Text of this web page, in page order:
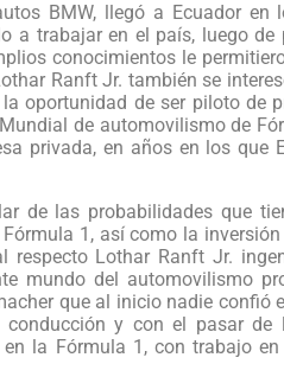
BMW, llegó a Ecuador en
a trabajar en el país, luego de
conocimientos le
Ranft Jr. también se
oportunidad de ser piloto de
de automovilismo de
privada, en años en los que
de las probabilidades que
1, así como la inversión
respecto Lothar Ranft Jr.
mundo del automovilismo
que al inicio nadie confió
conducción y con el pasar de
la Fórmula 1, con trabajo